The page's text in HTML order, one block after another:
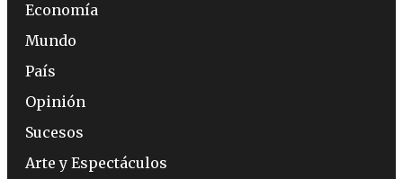
Economía
Mundo
País
Opinión
Sucesos
Arte y Espectáculos